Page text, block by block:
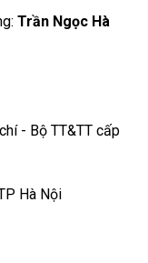
Trần Ngọc Hà
- Bộ TT&TT cấp
Hà Nội